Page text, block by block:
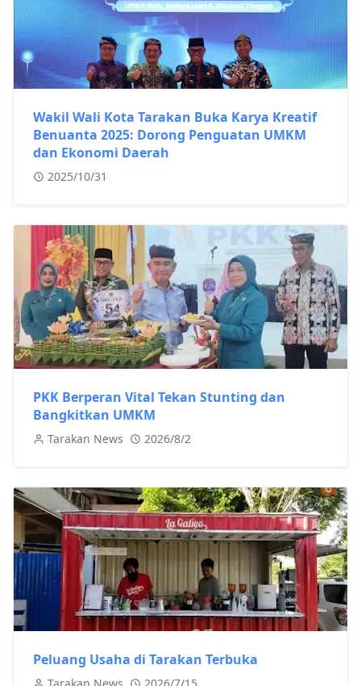
Wakil Wali Kota Tarakan Buka Karya Kreatif
Benuanta 2025: Dorong Penguatan UMKM
dan Ekonomi Daerah
2025/10/31
PKK Berperan Vital Tekan Stunting dan
Bangkitkan UMKM
Tarakan News 2026/8/2
Peluang Usaha di Tarakan Terbuka